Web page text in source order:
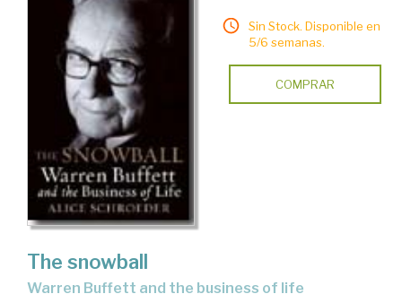
Sin Stock. Disponible en
5/6 semanas.
COMPRAR
The snowball
Warren Buffett and the business of life